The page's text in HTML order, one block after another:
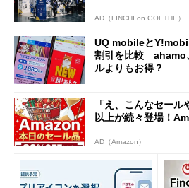
AD（FINCHI on GOETHE）
UQ mobileと
割引を比較 ahamo
ルよりもお得？
「え、こんなセー
以上が続々登場！
AD（Amazon）